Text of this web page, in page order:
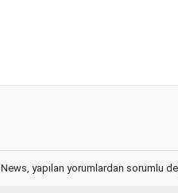
yapılan yorumlardan sorumlu